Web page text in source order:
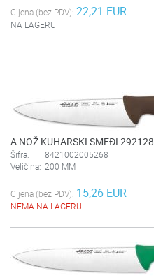
Cijena (bez PDV): 22,21 EUR
NA LAGERU
A NOŽ KUHARSKI SMEĐI 292128
Šifra:
8421002005268
Veličina: 200 MM
Cijena (bez PDV): 15,26 EUR
NEMA NA LAGERU